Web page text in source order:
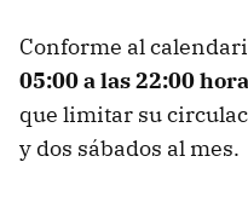
Conforme al
05:00 a las 22:00
que limitar su
y dos sábados al mes.